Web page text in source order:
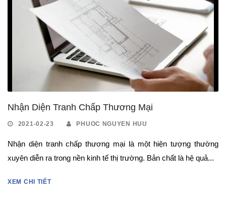
Nhận Diện Tranh Chấp Thương Mại
2021-02-23 PHUOC NGUYEN HUU
Nhận diện tranh chấp thương mại là một hiện tượng thường
xuyên diễn ra trong nền kinh tế thị trường. Bản chất là hệ quả...
XEM CHI TIẾT